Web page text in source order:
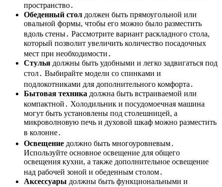
пространство․
Обеденный стол должен быть прямоугольной или
овальной формы, чтобы его можно было разместить
вдоль стены․ Рассмотрите вариант раскладного стола,
который позволит увеличить количество посадочных
мест при необходимости․
Стулья должны быть удобными и легко задвигаться под
стол․ Выбирайте модели со спинками и
подлокотниками для дополнительного комфорта․
Бытовая техника должна быть встраиваемой или
компактной․ Холодильник и посудомоечная машина
могут быть установлены под столешницей, а
микроволновую печь и духовой шкаф можно разместить
в колонне․
Освещение должно быть многоуровневым․
Используйте основное освещение для общего
освещения кухни, а также дополнительное освещение
над рабочей зоной и обеденным столом․
Аксессуары должны быть функциональными и